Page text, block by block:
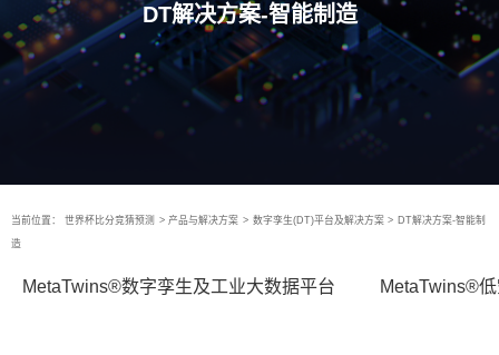
DT解决方案-智能制造
当前位置： 世界杯比分竞猜预测 > 产品与解决方案 > 数字孪生(DT)平台及解决方案 > DT解决方案-智能制
造
MetaTwins®数字孪生及工业大数据平台 MetaTwins®